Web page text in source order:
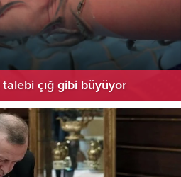
talebi çığ gibi büyüyor